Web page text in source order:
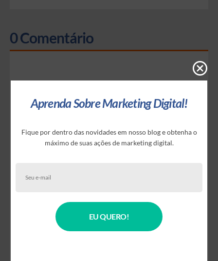
0 Comentário
Comentário
Aprenda Sobre Marketing Digital!
Fique por dentro das novidades em nosso blog e obtenha o
máximo de suas ações de marketing digital.
EU QUERO!